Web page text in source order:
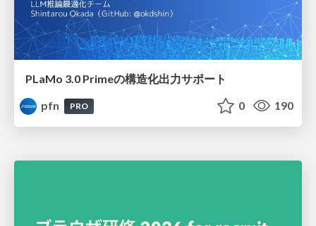
PLaMo 3.0 Primeの構造化出力サポート
pfn
PRO 0 190